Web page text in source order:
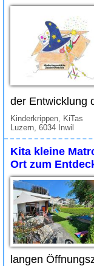
der Entwicklung
Kinderkrippen, KiTas
Luzern, 6034 Inwil
Kita kleine
Ort zum
langen